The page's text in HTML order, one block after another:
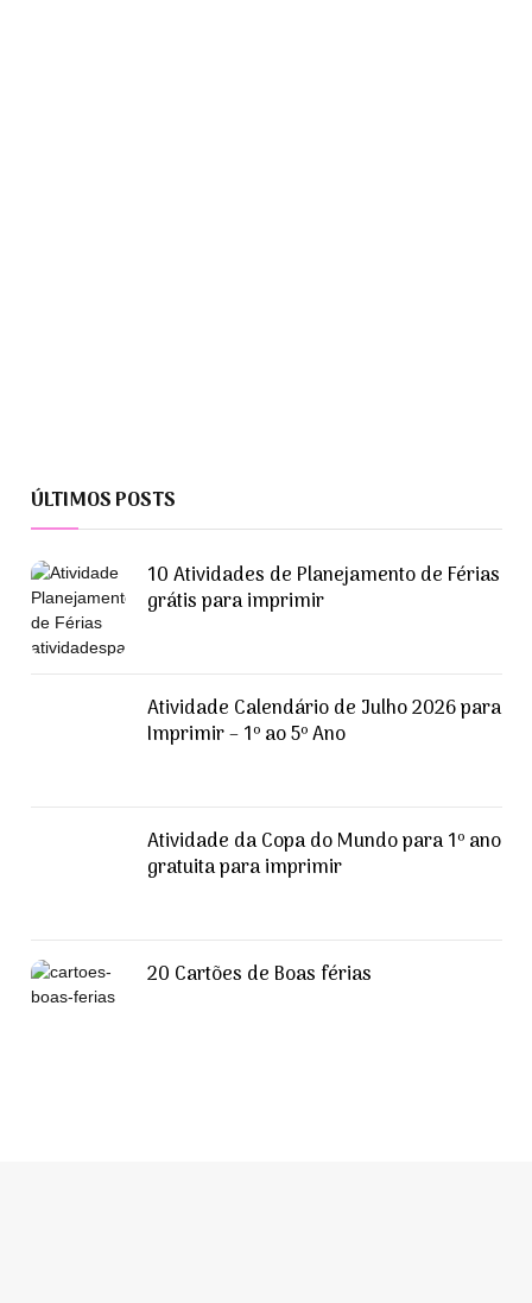
ÚLTIMOS POSTS
10 Atividades de Planejamento de Férias
grátis para imprimir
Atividade Calendário de Julho 2026 para
Imprimir – 1º ao 5º Ano
Atividade da Copa do Mundo para 1º ano
gratuita para imprimir
20 Cartões de Boas férias